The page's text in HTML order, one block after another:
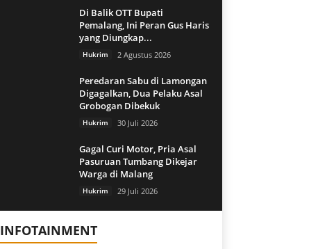
Di Balik OTT Bupati
Pemalang, Ini Peran Gus Haris
yang Diungkap...
Hukrim 2 Agustus 2026
Peredaran Sabu di Lamongan
Digagalkan, Dua Pelaku Asal
Grobogan Dibekuk
Hukrim 30 Juli 2026
Gagal Curi Motor, Pria Asal
Pasuruan Tumbang Dikejar
Warga di Malang
Hukrim 29 Juli 2026
INFOTAINMENT